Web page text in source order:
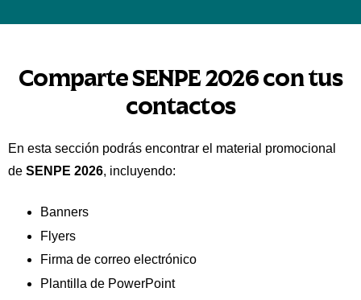
Comunicaciones
Exposición y Patrocinio
Inscríbete aquí
Recursos
Comparte SENPE 2026 con tus
contactos
En esta sección podrás encontrar el material promocional
de SENPE 2026, incluyendo:
Banners
Flyers
Firma de correo electrónico
Plantilla de PowerPoint